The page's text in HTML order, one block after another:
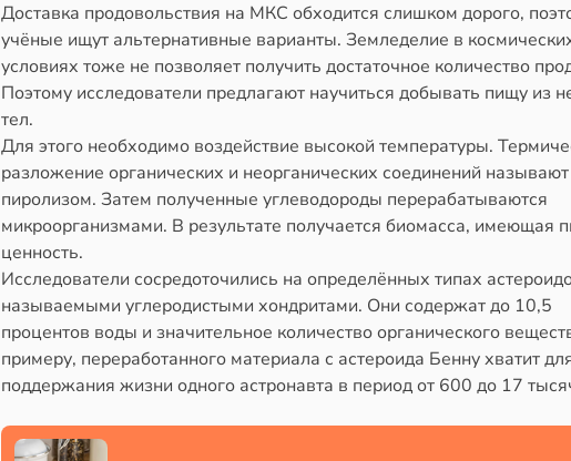
Доставка продовольствия на МКС обходится слишком дорого,
учёные ищут альтернативные варианты. Земледелие в
условиях тоже не позволяет получить достаточное количество
Поэтому исследователи предлагают научиться добывать пищу из
тел.
Для этого необходимо воздействие высокой температуры.
разложение органических и неорганических соединений называют
пиролизом. Затем полученные углеводороды перерабатываются
микроорганизмами. В результате получается биомасса, имеющая
ценность.
Исследователи сосредоточились на определённых типах
называемыми углеродистыми хондритами. Они содержат до 10,5
процентов воды и значительное количество органического
примеру, переработанного материала с астероида Бенну хватит
поддержания жизни одного астронавта в период от 600 до 17